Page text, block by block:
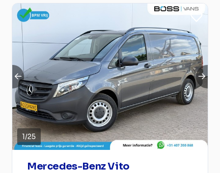
1/25
Mercedes-Benz Vito